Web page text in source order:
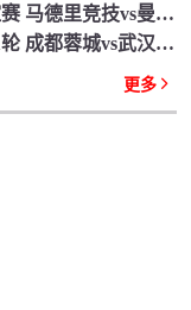
08月01日 足球友谊赛 马德里竞技vs曼联 全场录像回放
08月01日 中超第21轮 成都蓉城vs武汉三镇 全场录像回放
更多